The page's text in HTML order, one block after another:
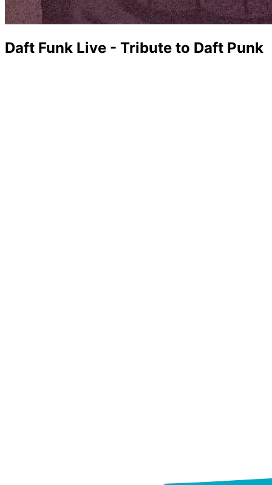
Daft Funk Live - Tribute to Daft Punk